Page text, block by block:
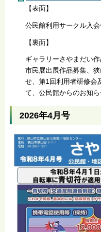
【表面】
公民館利用サークル入
【裏面】
ギャラリーさやまだい
市民展出展作品募集、
せ、第1回利用者研修会
て、公民館からのお知
2026年4月号